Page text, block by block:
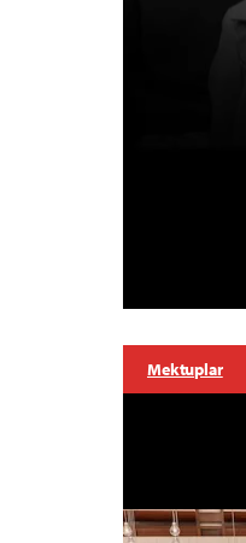
Mektuplar